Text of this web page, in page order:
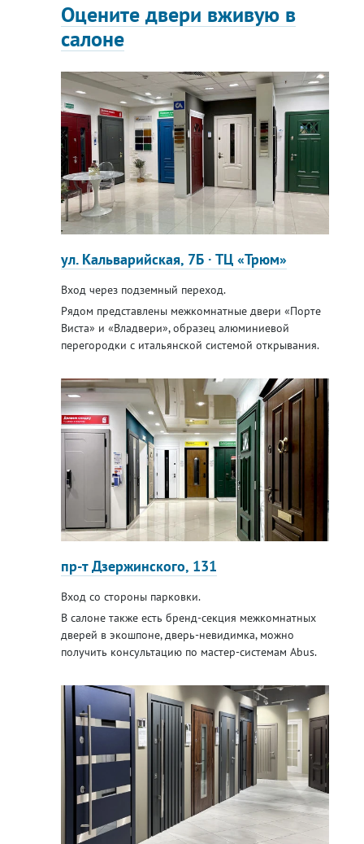
Оцените двери вживую в
салоне
ул. Кальварийская, 7Б · ТЦ «Трюм»
Вход через подземный переход.
Рядом представлены межкомнатные двери «Порте
Виста» и «Владвери», образец алюминиевой
перегородки с итальянской системой открывания.
пр-т Дзержинского, 131
Вход со стороны парковки.
В салоне также есть бренд-секция межкомнатных
дверей в экошпоне, дверь-невидимка, можно
получить консультацию по мастер-системам Abus.